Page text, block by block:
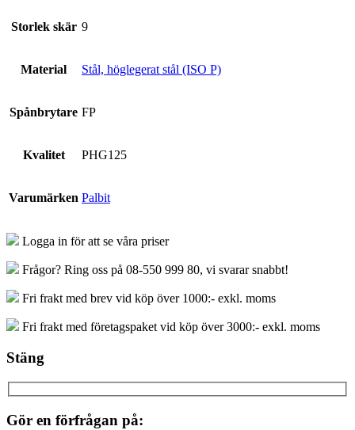
Storlek skär 9
Material Stål, höglegerat stål (ISO P)
Spånbrytare FP
Kvalitet PHG125
Varumärken Palbit
Logga in för att se våra priser
Frågor? Ring oss på 08-550 999 80, vi svarar snabbt!
Fri frakt med brev vid köp över 1000:- exkl. moms
Fri frakt med företagspaket vid köp över 3000:- exkl. moms
Stäng
Gör en förfrågan på: